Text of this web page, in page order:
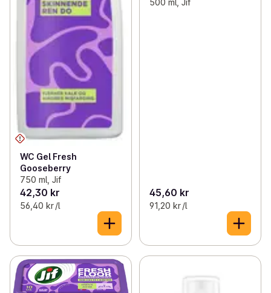
WC Gel Fresh
Gooseberry
750 ml, Jif
42,30 kr
56,40 kr /l
45,60 kr
91,20 kr /l